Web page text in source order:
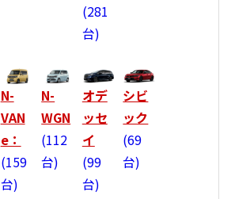
281
台
N-
VAN
e：
159
台
N-
WGN
112
台
オデ
ッセ
イ
99
台
シビ
ック
69
台